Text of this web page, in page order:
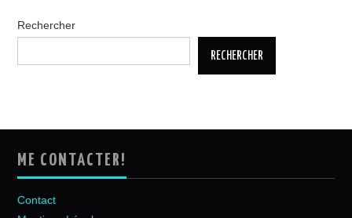
Rechercher
RECHERCHER
ME CONTACTER!
Contact